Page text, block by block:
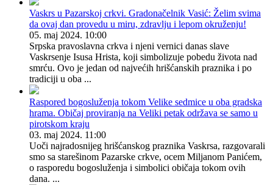
Vaskrs u Pazarskoj crkvi. Gradonačelnik Vasić: Želim svima
da ovaj dan provedu u miru, zdravlju i lepom okruženju!
05. maj 2024. 10:00
Srpska pravoslavna crkva i njeni vernici danas slave
Vaskrsenje Isusa Hrista, koji simbolizuje pobedu života nad
smrću. Ovo je jedan od najvećih hrišćanskih praznika i po
tradiciji u oba ...
Raspored bogosluženja tokom Velike sedmice u oba gradska
hrama. Običaj proviranja na Veliki petak održava se samo u
pirotskom kraju
03. maj 2024. 11:00
Uoči najradosnijeg hrišćanskog praznika Vaskrsa, razgovarali
smo sa starešinom Pazarske crkve, ocem Miljanom Panićem,
o rasporedu bogosluženja i simbolici običaja tokom ovih
dana. ...